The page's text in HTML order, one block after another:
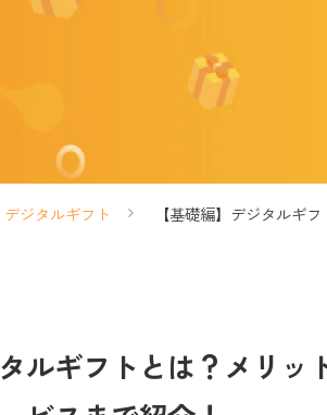
デジタルギフト 【基礎編】デジタルギ
ルギフトとは？メリ